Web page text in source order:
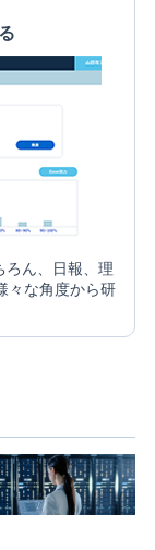
ん、日報、理
々な角度から研